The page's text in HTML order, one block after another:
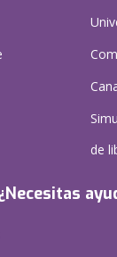
de